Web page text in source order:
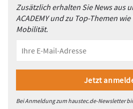
Zusätzlich erhalten Sie News aus
ACADEMY und zu Top-Themen
Mobilität.
Bei Anmeldung zum haustec.de-Newsletter